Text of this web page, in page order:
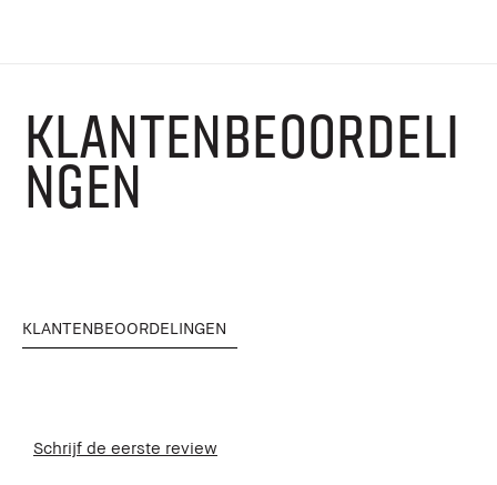
KLANTENBEOORDELI
NGEN
KLANTENBEOORDELINGEN
Schrijf de eerste review